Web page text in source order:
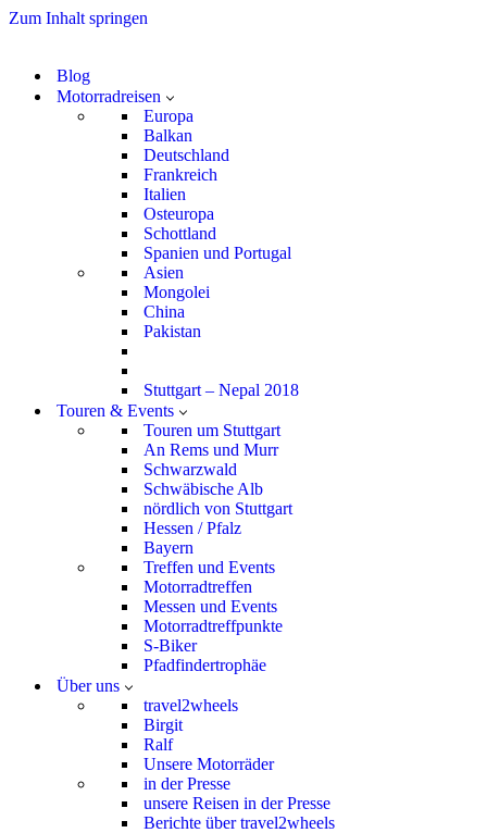
Zum Inhalt springen
Blog
Motorradreisen
Europa
Balkan
Deutschland
Frankreich
Italien
Osteuropa
Schottland
Spanien und Portugal
Asien
Mongolei
China
Pakistan
Stuttgart – Nepal 2018
Touren & Events
Touren um Stuttgart
An Rems und Murr
Schwarzwald
Schwäbische Alb
nördlich von Stuttgart
Hessen / Pfalz
Bayern
Treffen und Events
Motorradtreffen
Messen und Events
Motorradtreffpunkte
S-Biker
Pfadfindertrophäe
Über uns
travel2wheels
Birgit
Ralf
Unsere Motorräder
in der Presse
unsere Reisen in der Presse
Berichte über travel2wheels